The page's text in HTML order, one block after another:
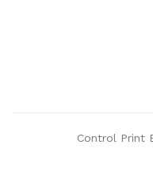
Control Print